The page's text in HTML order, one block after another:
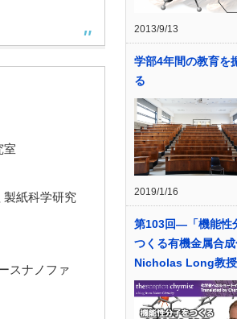
室
製紙科学研究
スナノファ
2013/9/13
学部4年間の教育を
る
2019/1/16
第103回―「機能性
つくる有機金属合
Nicholas Long教授